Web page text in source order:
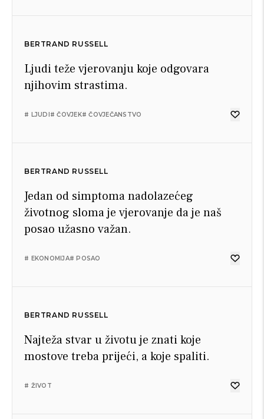
BERTRAND RUSSELL
Ljudi teže vjerovanju koje odgovara
njihovim strastima.
# LJUDI# ČOVJEK# ČOVJEČANSTVO
BERTRAND RUSSELL
Jedan od simptoma nadolazećeg
životnog sloma je vjerovanje da je naš
posao užasno važan.
# EKONOMIJA# POSAO
BERTRAND RUSSELL
Najteža stvar u životu je znati koje
mostove treba prijeći, a koje spaliti.
# ŽIVOT